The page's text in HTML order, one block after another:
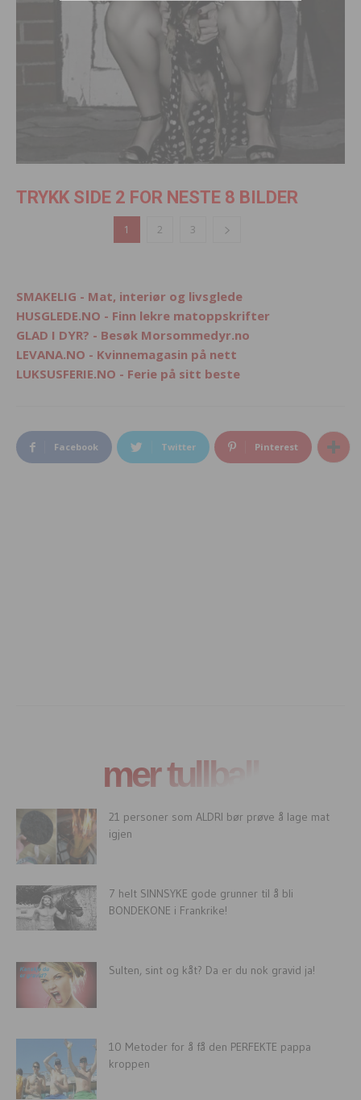
TRYKK SIDE 2 FOR NESTE 8 BILDER
1 2 3
SMAKELIG - Mat, interiør og livsglede
HUSGLEDE.NO - Finn lekre matoppskrifter
GLAD I DYR? - Besøk Morsommedyr.no
LEVANA.NO - Kvinnemagasin på nett
LUKSUSFERIE.NO - Ferie på sitt beste
Facebook Twitter Pinterest
mer tullball
21 personer som ALDRI bør prøve å lage mat
igjen
7 helt SINNSYKE gode grunner til å bli
BONDEKONE i Frankrike!
Sulten, sint og kåt? Da er du nok gravid ja!
10 Metoder for å få den PERFEKTE pappa
kroppen